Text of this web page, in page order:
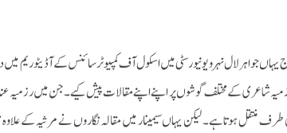
جواہر لال نہرو یونیورسٹی میں اسکول آف کمپیوٹر سائنس کے آڈیٹوریم
شاعری کے مختلف گوشوں پر اپنے اپنے مقالات پیش کیے۔ جن میں رزمیہ
منتقل ہوتاہے۔ لیکن یہاں سیمینار میں مقالہ نگاروں نے مرثیہ کے